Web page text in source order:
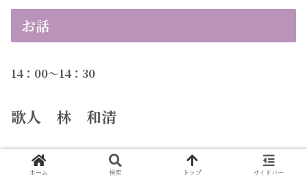
お話
14：00〜14：30
歌人 林 和清
蝉丸
ホーム 検索 トップ サイドバー